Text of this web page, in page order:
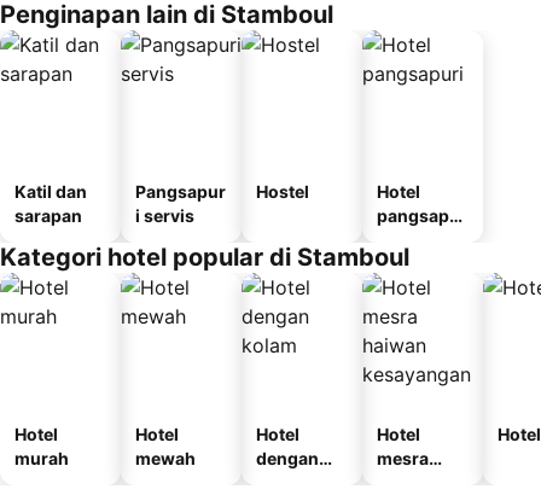
Penginapan lain di Stamboul
Katil dan
sarapan
Pangsapur
i servis
Hostel
Hotel
pangsapur
Kategori hotel popular di Stamboul
Hotel
murah
Hotel
mewah
Hotel
dengan
Hotel
mesra